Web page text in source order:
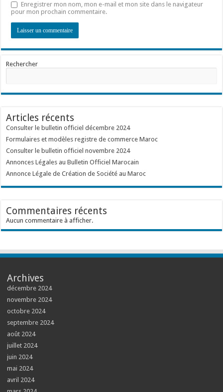
Enregistrer mon nom, mon e-mail et mon site dans le navigateur
pour mon prochain commentaire.
Rechercher
Articles récents
Consulter le bulletin officiel décembre 2024
Formulaires et modèles registre de commerce Maroc
Consulter le bulletin officiel novembre 2024
Annonces Légales au Bulletin Officiel Marocain
Annonce Légale de Création de Société au Maroc
Commentaires récents
Aucun commentaire à afficher.
Archives
décembre 2024
novembre 2024
octobre 2024
septembre 2024
août 2024
juillet 2024
juin 2024
mai 2024
avril 2024